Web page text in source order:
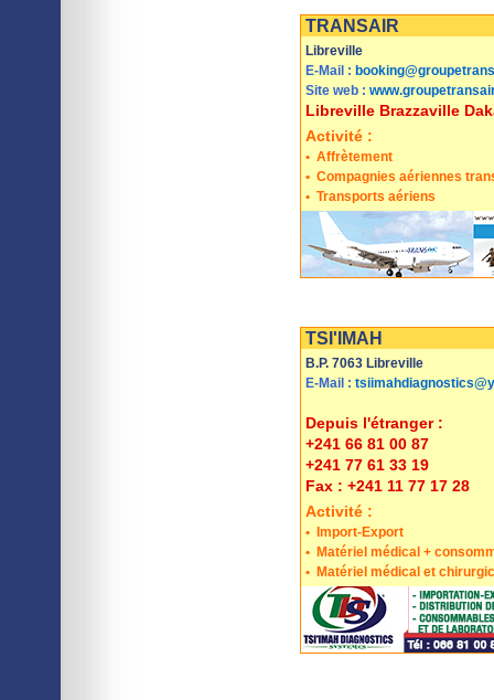
TRANSAIR
Libreville
E-Mail :
Site web :
Libreville Brazzaville
Activité :
• Affrètement
• Compagnies aériennes
• Transports aériens
TSI'IMAH
B.P. 7063 Libreville
E-Mail :
Depuis l'étranger :
+241 66 81 00 87
+241 77 61 33 19
Fax : +241 11 77 17 28
Activité :
•
Import-Export
• Matériel médical +
• Matériel médical et